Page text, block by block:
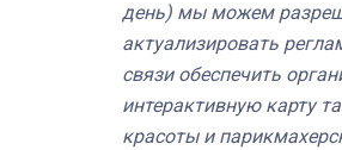
день) мы можем
актуализировать
связи обеспечить
интерактивную карту
красоты и